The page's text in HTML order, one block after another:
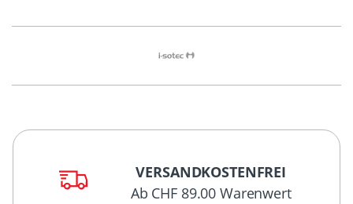
VERSANDKOSTENFREI
Ab CHF 89.00 Warenwert